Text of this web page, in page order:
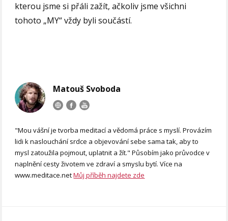
kterou jsme si přáli zažít, ačkoliv jsme všichni
tohoto „MY“ vždy byli součástí.
Matouš Svoboda
"Mou vášní je tvorba meditací a vědomá práce s myslí. Provázím
lidi k naslouchání srdce a objevování sebe sama tak, aby to
mysl zatoužila pojmout, uplatnit a žít." Působím jako průvodce v
naplnění cesty životem ve zdraví a smyslu bytí. Více na
www.meditace.netMůj příběh najdete zde